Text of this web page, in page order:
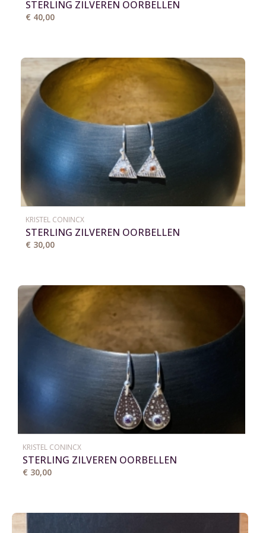
STERLING ZILVEREN OORBELLEN
€ 40,00
KRISTEL CONINCX
STERLING ZILVEREN OORBELLEN
€ 30,00
KRISTEL CONINCX
STERLING ZILVEREN OORBELLEN
€ 30,00